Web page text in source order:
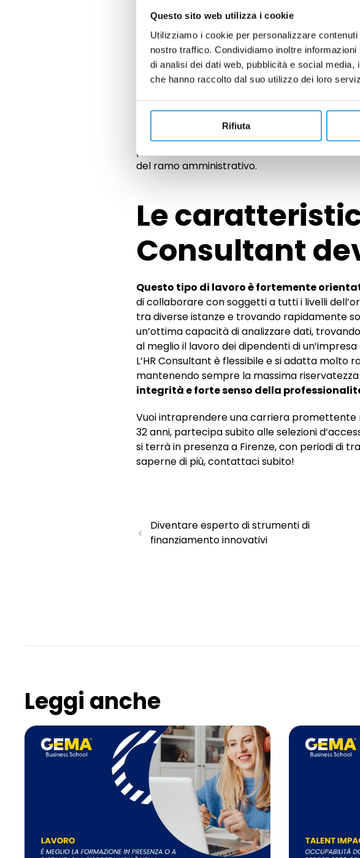
Questo sito web utilizza i cookie
Utilizziamo i cookie per personalizzare
nostro traffico. Condividiamo inoltre
di analisi dei dati web, pubblicità e social
che hanno raccolto dal suo utilizzo dei loro
Rifiuta
La formazione:la consulenza strategica
individuando i modi migliori per far
Lo sviluppo della cultura aziendale:
aziendale forte e condivisa, capace di
Consultant applicherà precisi modelli a
elevare i livelli produttività e il benessere
l’ufficio HR aziendale, individuando i criteri
politiche retributive. Dovrà anche monitorare
del ramo amministrativo.
Le
Consultant
Questo tipo di lavoro è fortemente
di collaborare con soggetti a tutti i livelli
tra diverse istanze e trovando rapidamente
un’ottima capacità di analizzare dati,
al meglio il lavoro dei dipendenti di
L’HR Consultant è flessibile e si adatta
mantenendo sempre la massima
integrità e forte senso della
Vuoi intraprendere una carriera promettente
32 anni, partecipa subito alle selezioni
si terrà in presenza a Firenze, con periodi di
saperne di più, contattaci subito!
Diventare esperto di strumenti di
finanziamento innovativi
Leggi anche